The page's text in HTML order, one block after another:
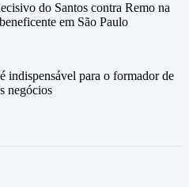
do Santos contra Remo na
em São Paulo
para o formador de
negócios